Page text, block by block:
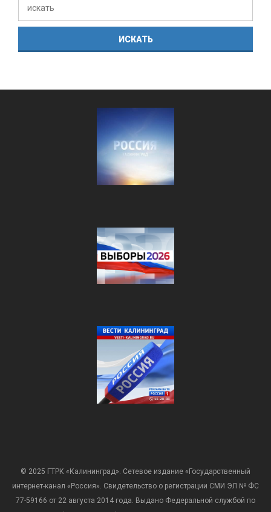
© 2025 ГТРК «Калининград». Сетевое издание «Государственный
интернет-канал «Россия». Свидетельство о регистрации СМИ ЭЛ № ФС
77-59166 от 22 августа 2014 года. Выдано Федеральной службой по